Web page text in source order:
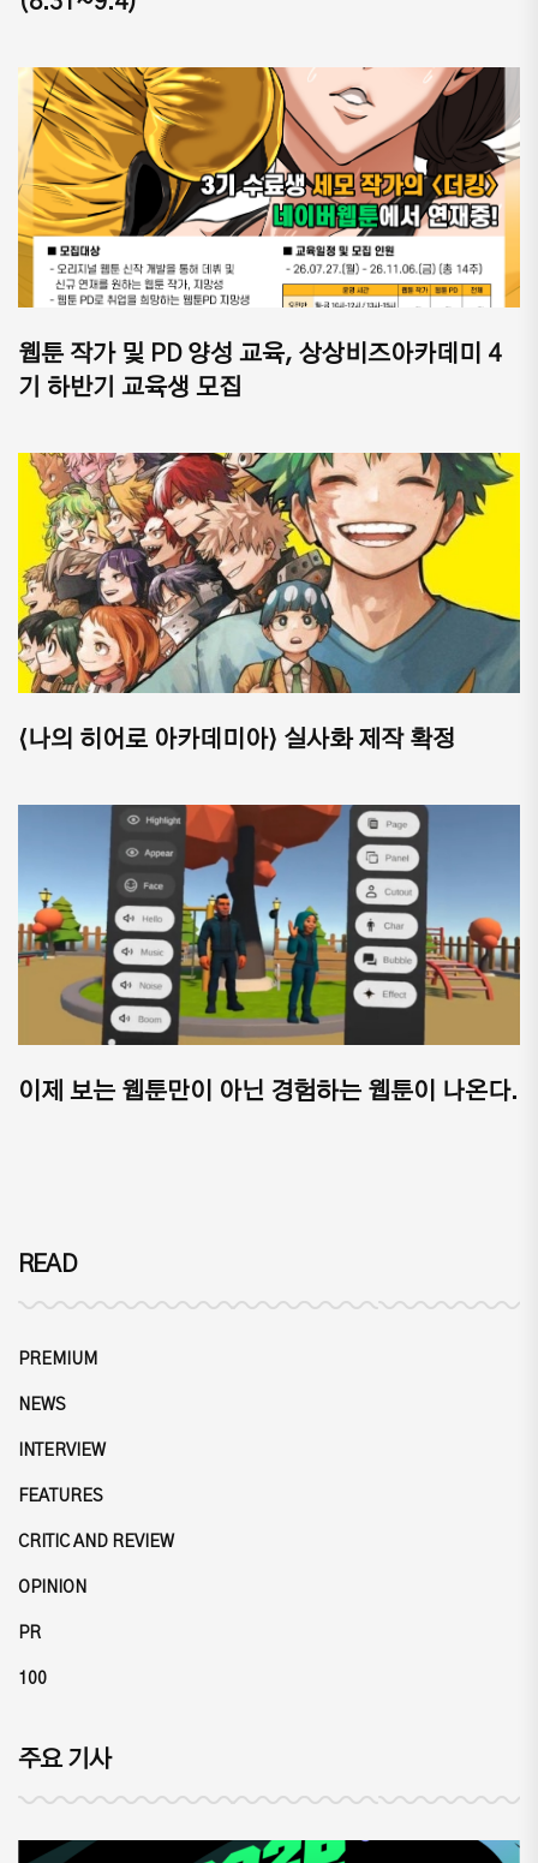
웹툰 작가 및 PD 양성 교육, 상상비즈아카데미 4
기 하반기 교육생 모집
⟨나의 히어로 아카데미아⟩ 실사화 제작 확정
이제 보는 웹툰만이 아닌 경험하는 웹툰이 나온다.
READ
PREMIUM
NEWS
INTERVIEW
FEATURES
CRITIC AND REVIEW
OPINION
PR
100
주요 기사